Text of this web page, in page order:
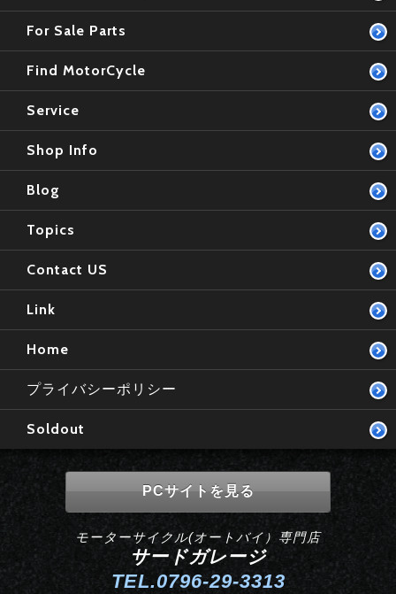
For Sale Parts
Find MotorCycle
Service
Shop Info
Blog
Topics
Contact US
Link
Home
プライバシーポリシー
Soldout
PCサイトを見る
モーターサイクル(オートバイ）専門店
サードガレージ
TEL.0796-29-3313